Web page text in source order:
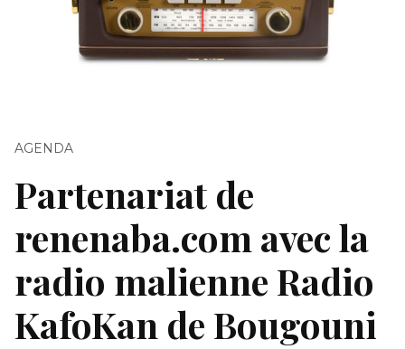
AGENDA
Partenariat de
renenaba.com avec la
radio malienne Radio
KafoKan de Bougouni